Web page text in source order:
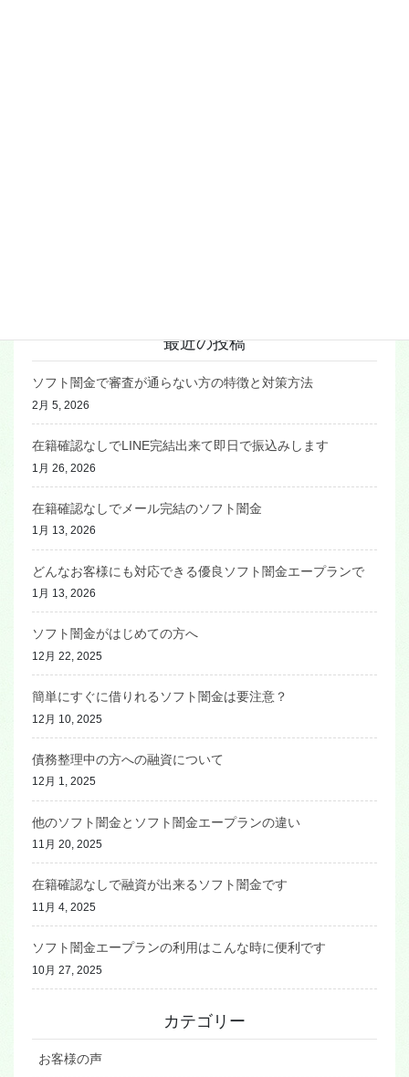
最近の投稿
ソフト闇金で審査が通らない方の特徴と対策方法
2月 5, 2026
在籍確認なしでLINE完結出来て即日で振込みします
1月 26, 2026
在籍確認なしでメール完結のソフト闇金
1月 13, 2026
どんなお客様にも対応できる優良ソフト闇金エープランで
1月 13, 2026
ソフト闇金がはじめての方へ
12月 22, 2025
簡単にすぐに借りれるソフト闇金は要注意？
12月 10, 2025
債務整理中の方への融資について
12月 1, 2025
他のソフト闇金とソフト闇金エープランの違い
11月 20, 2025
在籍確認なしで融資が出来るソフト闇金です
11月 4, 2025
ソフト闇金エープランの利用はこんな時に便利です
10月 27, 2025
カテゴリー
お客様の声